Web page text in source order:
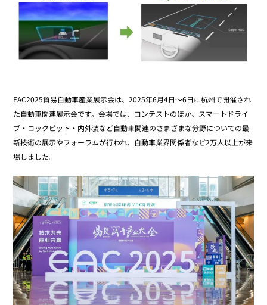
EAC2025貿易自動車産業展示会は、2025年6月4日～6日に杭州で開催され
た自動車関連展示会です。会場では、コンテストのほか、スマートドライ
ブ・コックピット・内外装など自動車関連のさまざまな分野についての最
新技術の展示やフォーラムが行われ、自動車業界関係者など2万人以上が来
場しました。